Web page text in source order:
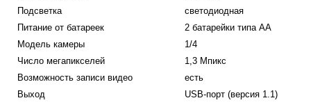
Подсветка
светодиодная
Питание от батареек
2 батарейки типа АА
Модель камеры
1/4
Число мегапикселей
1,3 Мпикс
Возможность записи видео
есть
Выход
USB-порт (версия 1.1)